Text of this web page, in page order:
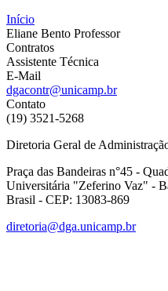
Início
Eliane Bento Professor
Contratos
Assistente Técnica
E-Mail
dgacontr@unicamp.br
Contato
(19) 3521-5268
Diretoria Geral de
Praça das Bandeiras n°45 -
Universitária "Zeferino Vaz" -
Brasil - CEP: 13083-869
diretoria@dga.unicamp.br